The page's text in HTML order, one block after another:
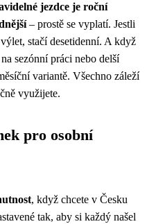
jezdce je roční
– prostě se vyplatí. Jestli
stačí desetidenní. A když
sezónní práci nebo delší
variantě. Všechno záleží
využijete.
pro osobní
, když chcete v Česku
tak, aby si každý našel